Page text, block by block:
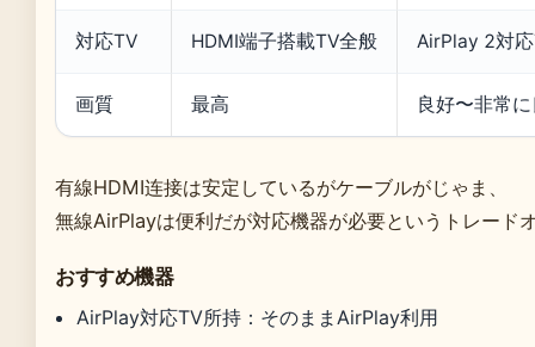
対応TV HDMI端子搭載TV全般 AirPlay 2対
画質 最高 良好〜非常
有線HDMI连接は安定しているがケーブルがじゃま、
無線AirPlayは便利だが対応機器が必要というトレード
おすすめ機器
AirPlay対応TV所持：そのままAirPlay利用